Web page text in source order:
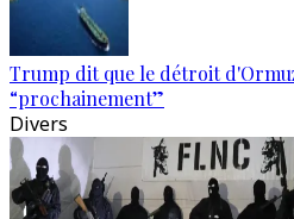
Trump dit que le détroit
“prochainement”
Divers